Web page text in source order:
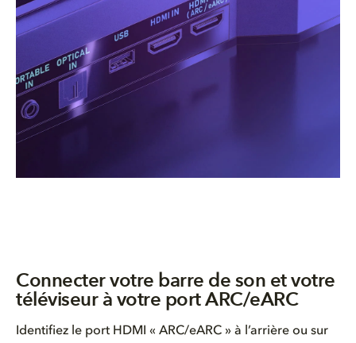
Connecter votre barre de son et votre
téléviseur à votre port ARC/eARC
Identifiez le port HDMI « ARC/eARC » à l’arrière ou sur